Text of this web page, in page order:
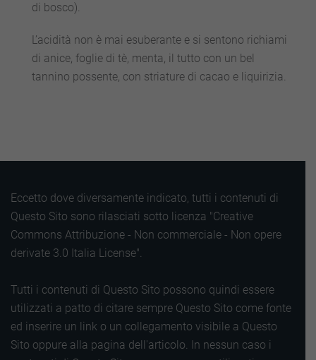
di bosco).
L’acidità non è mai esuberante e si sentono richiami
di anice, foglie di tè, menta, il tutto con un bel
tannino possente, con striature di cacao e liquirizia.
Eccetto dove diversamente indicato, tutti i contenuti di
Questo Sito sono rilasciati sotto licenza "Creative
Commons Attribuzione - Non commerciale - Non opere
derivate 3.0 Italia License".
Tutti i contenuti di Questo Sito possono quindi essere
utilizzati a patto di citare sempre Questo Sito come fonte
ed inserire un link o un collegamento visibile a Questo
Sito oppure alla pagina dell'articolo. In nessun caso i